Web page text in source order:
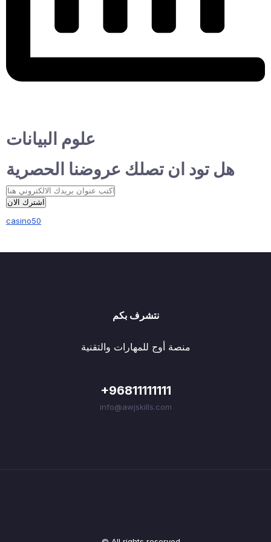
علوم البيانات
هل تود ان تصلك عروضنا الحصرية
اشترك الان
casino50
نتشرف بكم
منصة أوج للمهارات والتقنية
+96811111111
info@awjskills.com